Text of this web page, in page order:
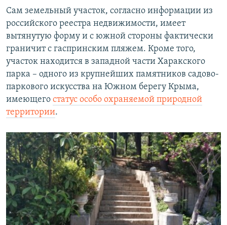
Сам земельный участок, согласно информации из
российского реестра недвижимости, имеет
вытянутую форму и с южной стороны фактически
граничит с гаспринским пляжем. Кроме того,
участок находится в западной части Харакского
парка – одного из крупнейших памятников садово-
паркового искусства на Южном берегу Крыма,
имеющего статус особо охраняемой природной
территории.